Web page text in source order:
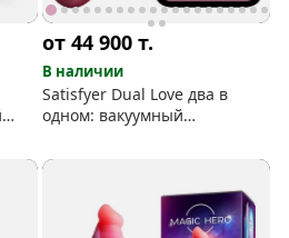
от 44 900т.
В наличии
Satisfyer Dual Love два в
одном: вакуумный